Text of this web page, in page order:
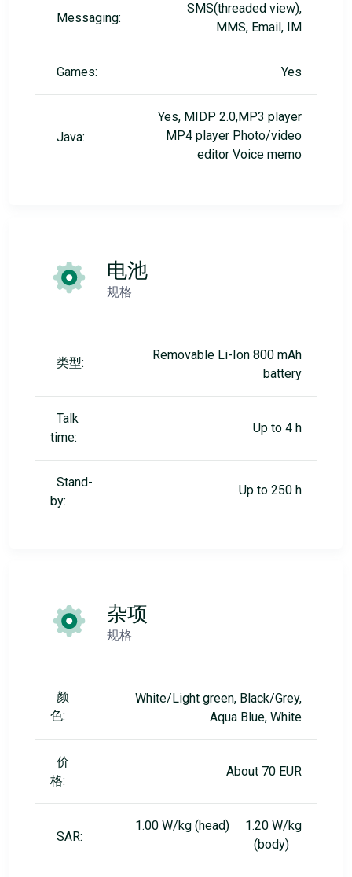
Messaging:
SMS(threaded view),
MMS, Email, IM
Games: Yes
Java:
Yes, MIDP 2.0,MP3 player
MP4 player Photo/video
editor Voice memo
电池
规格
类型:
Removable Li-Ion 800 mAh
battery
Talk
time:
Up to 4 h
Stand-
by:
Up to 250 h
杂项
规格
颜
色:
White/Light green, Black/Grey,
Aqua Blue, White
价
格:
About 70 EUR
SAR:
1.00 W/kg (head) 1.20 W/kg
(body)